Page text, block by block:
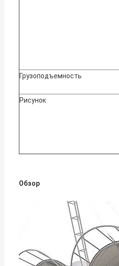
Грузоподъемность
Рисунок
Обзор